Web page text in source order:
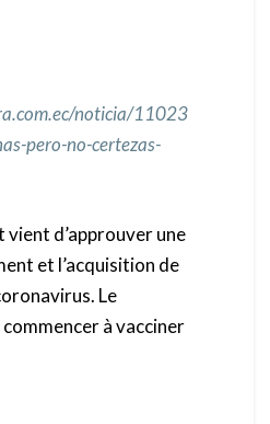
noticia/11023
pero-no-certezas-
vient d’approuver une
et l’acquisition de
Le
à vacciner